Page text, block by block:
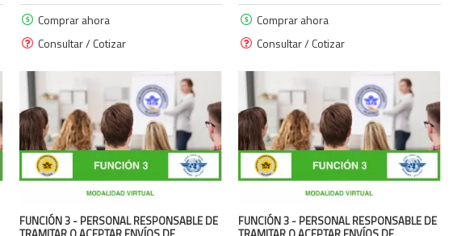
Comprar ahora
Consultar / Cotizar
Comprar ahora
Consultar / Cotizar
FUNCIÓN 3 - PERSONAL RESPONSABLE DE
FUNCIÓN 3 - PERSONAL RESPONSABLE DE